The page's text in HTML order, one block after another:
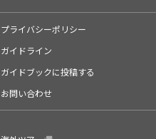
プライバシーポリシー
ガイドライン
ガイドブックに投稿する
お問い合わせ